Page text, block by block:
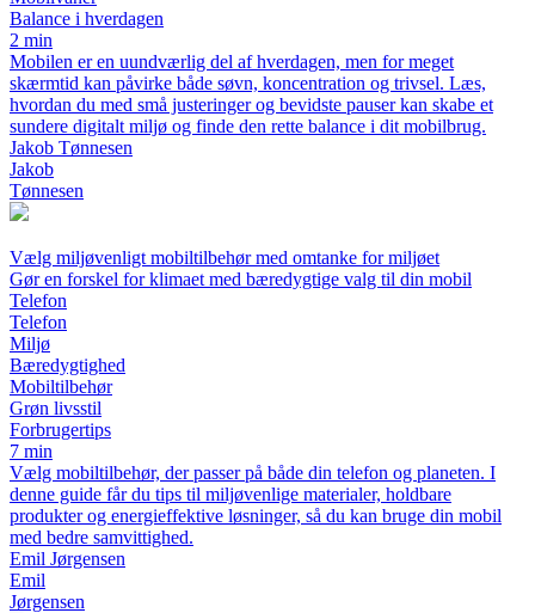
Balance i hverdagen
2 min
Mobilen er en uundværlig del af hverdagen, men for meget
skærmtid kan påvirke både søvn, koncentration og trivsel. Læs,
hvordan du med små justeringer og bevidste pauser kan skabe et
sundere digitalt miljø og finde den rette balance i dit mobilbrug.
Jakob Tønnesen
Jakob
Tønnesen
Vælg miljøvenligt mobiltilbehør med omtanke for miljøet
Gør en forskel for klimaet med bæredygtige valg til din mobil
Telefon
Telefon
Miljø
Bæredygtighed
Mobiltilbehør
Grøn livsstil
Forbrugertips
7 min
Vælg mobiltilbehør, der passer på både din telefon og planeten. I
denne guide får du tips til miljøvenlige materialer, holdbare
produkter og energieffektive løsninger, så du kan bruge din mobil
med bedre samvittighed.
Emil Jørgensen
Emil
Jørgensen